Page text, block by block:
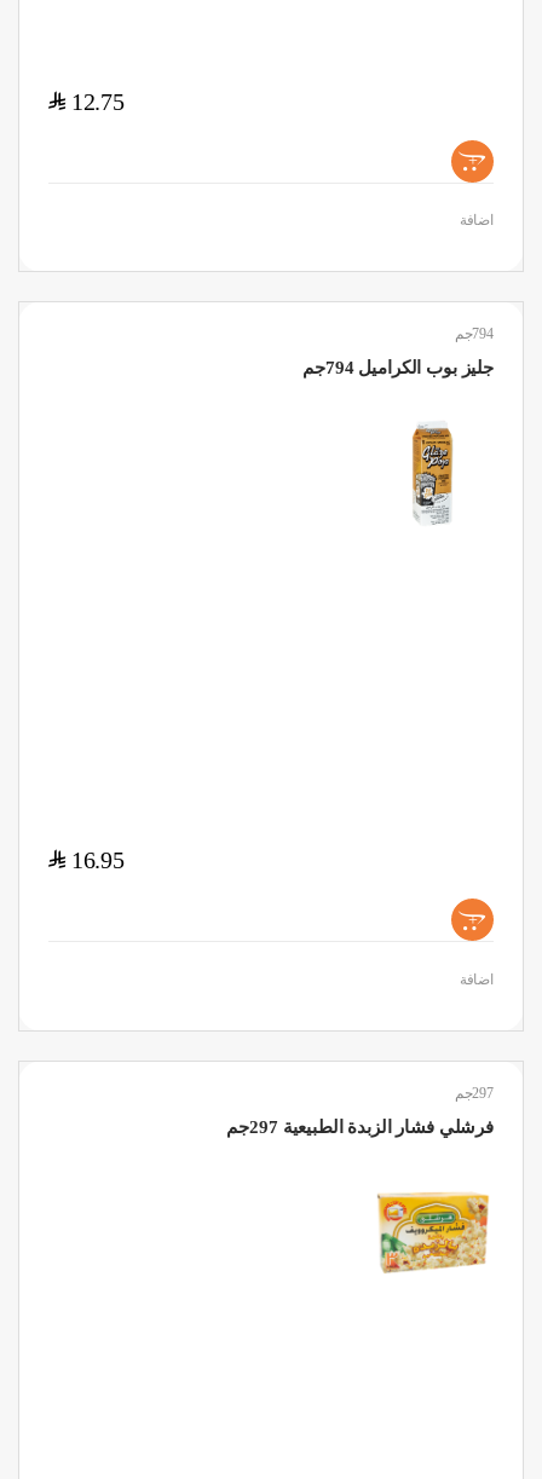
12.75
$
+
اضافة
794جم
جليز بوب الكراميل 794جم
16.95
$
+
اضافة
297جم
فرشلي فشار الزبدة الطبيعية 297جم